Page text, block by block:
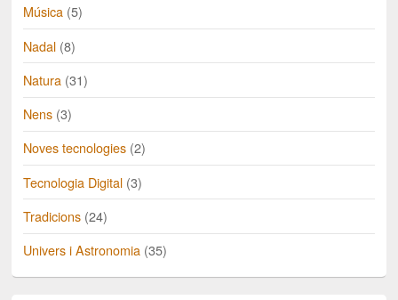
Música (5)
Nadal (8)
Natura (31)
Nens (3)
Noves tecnologies (2)
Tecnologia Digital (3)
Tradicions (24)
Univers i Astronomia (35)